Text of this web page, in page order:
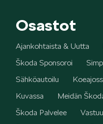
Osastot
Ajankohtaista & Uutta
Škoda Sponsoroi
Sähköautoilu
Kuvassa
Meidän
Škoda Palvelee